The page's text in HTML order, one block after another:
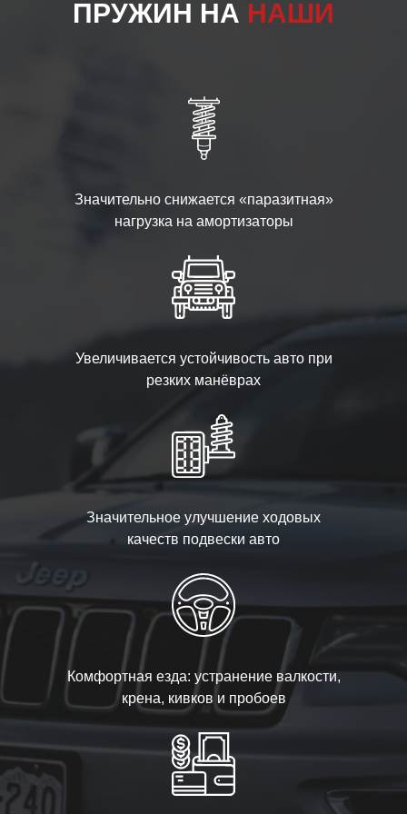
ПРУЖИН НА НАШИ
Значительно снижается «паразитная»
нагрузка на амортизаторы
Увеличивается устойчивость авто при
резких манёврах
Значительное улучшение ходовых
качеств подвески авто
Комфортная езда: устранение валкости,
крена, кивков и пробоев